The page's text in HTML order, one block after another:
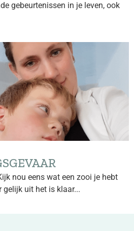
gebeurtenissen in je leven, ook
nou eens wat een zooi je hebt
uit het is klaar...